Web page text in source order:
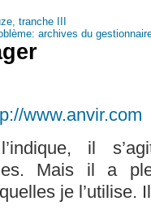
tranche III
archives du
www.anvir.com
il
Mais il a
je l’utilise.